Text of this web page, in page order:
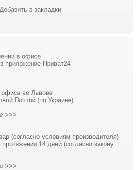
Добавить в закладки
в офисе
приложение Приват24
офиса во Львове
Почтой (по Украине)
>>>
(согласно условиям производителя)
14 дней (согласно закону
>>>